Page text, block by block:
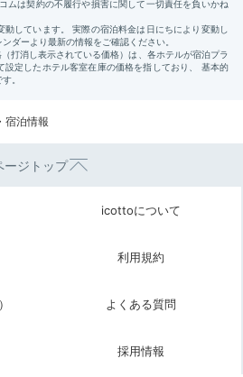
宿泊情報
ージトップ
icottoについて
利用規約
よくある質問
採用情報